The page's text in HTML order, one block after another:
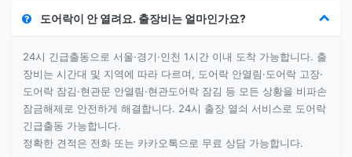
도어락이 안 열려요. 출장비는 얼마인가요?
24시 긴급출동으로 서울·경기·인천 1시간 이내 도착 가능합니다. 출
장비는 시간대 및 지역에 따라 다르며, 도어락 안열림·도어락 고장·
도어락 잠김·현관문 안열림·현관도어락 잠김 등 모든 상황을 비파손
잠금해제로 안전하게 해결합니다. 24시 출장 열쇠 서비스로 도어락
긴급출동 가능합니다.
정확한 견적은 전화 또는 카카오톡으로 무료 상담 가능합니다.